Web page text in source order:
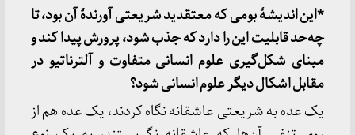
*این اندیشۀ بومی که معتقدید شریعتی آورندۀ آن بود، تا
چه‌حد قابلیت این را دارد که جذب شود، پرورش پیدا کند و
مبنای شکل‌گیری علوم انسانی متفاوت و آلترناتیو در
مقابل اشکال دیگر علوم انسانی شود؟
یک عده به شریعتی عاشقانه نگاه کردند، یک عده هم از